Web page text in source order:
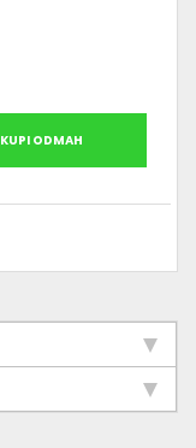
KUPI ODMAH